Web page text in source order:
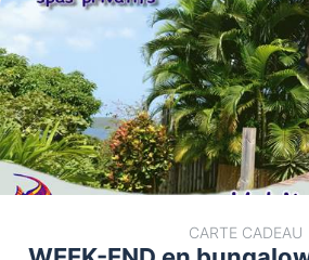
CARTE CADEAU